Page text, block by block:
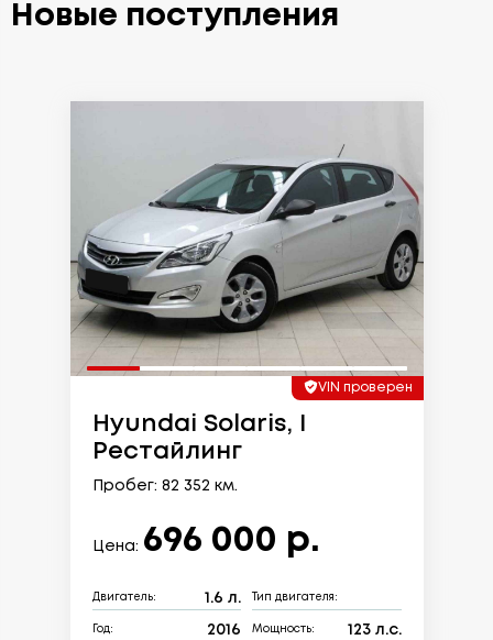
Новые поступления
VIN проверен
Hyundai Solaris, I
Рестайлинг
Пробег: 82 352 км.
Цена: 696 000 р.
Двигатель: 1.6 л. Тип двигателя:
Год: 2016 Мощность: 123 л.с.